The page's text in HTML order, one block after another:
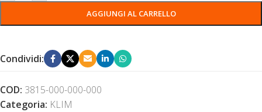
AGGIUNGI AL CARRELLO
Condividi:
COD: 3815-000-000-000
Categoria: KLIM